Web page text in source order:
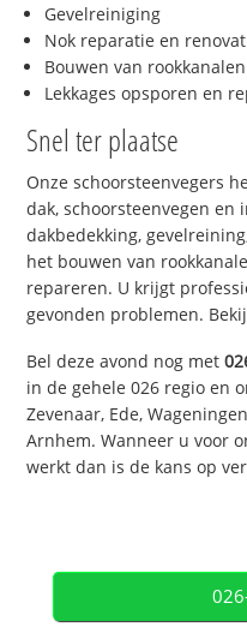
Gevelreiniging
Nok reparatie en
Bouwen van rookkanalen
Lekkages opsporen en
Snel ter plaatse
Onze schoorsteenvegers
dak, schoorsteenvegen en
dakbedekking,
het bouwen van
repareren. U krijgt
gevonden problemen.
Bel deze avond nog met
in de gehele 026 regio en
Zevenaar, Ede,
Arnhem. Wanneer u voor
werkt dan is de kans op